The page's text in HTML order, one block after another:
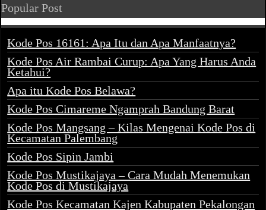
Popular Post
Kode Pos 16161: Apa Itu dan Apa Manfaatnya?
Kode Pos Air Rambai Curup: Apa Yang Harus Anda
Ketahui?
Apa itu Kode Pos Belawa?
Kode Pos Cimareme Ngamprah Bandung Barat
Kode Pos Mangsang – Kilas Mengenai Kode Pos di
Kecamatan Palembang
Kode Pos Sipin Jambi
Kode Pos Mustikajaya – Cara Mudah Menemukan
Kode Pos di Mustikajaya
Kode Pos Kecamatan Kajen Kabupaten Pekalongan